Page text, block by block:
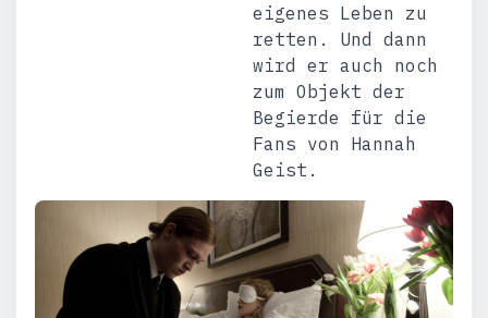
eigenes Leben zu
retten. Und dann
wird er auch noch
zum Objekt der
Begierde für die
Fans von Hannah
Geist.